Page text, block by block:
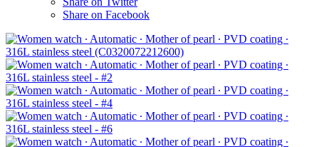
Share on Facebook